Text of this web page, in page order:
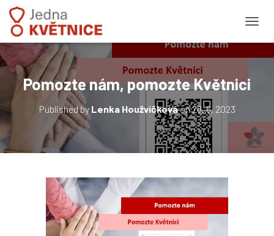
Pomozte nám, pomozte Květnici
Published by Lenka Houžvičkováon28. 6. 2023